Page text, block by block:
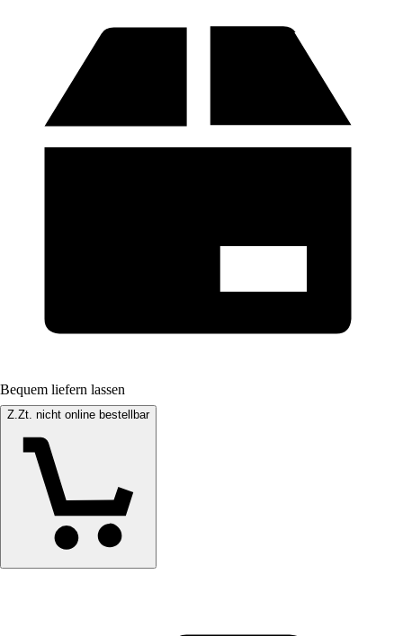
Bequem liefern lassen
Z.Zt. nicht online bestellbar